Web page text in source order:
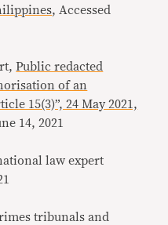
, Accessed
Public redacted
of an
15(3)”, 24 May 2021,
14, 2021
law expert
tribunals and